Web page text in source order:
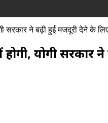
सरकार ने बढ़ी हुई मजदूरी देने के
योगी सरकार